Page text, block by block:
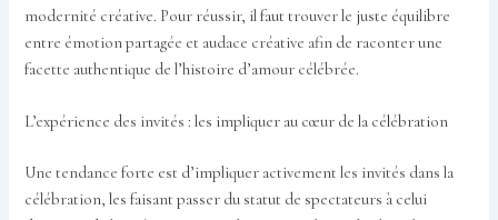
modernité créative. Pour réussir, il faut trouver le juste équilibre
entre émotion partagée et audace créative afin de raconter une
facette authentique de l’histoire d’amour célébrée.
L’expérience des invités : les impliquer au cœur de la célébration
Une tendance forte est d’impliquer activement les invités dans la
célébration, les faisant passer du statut de spectateurs à celui